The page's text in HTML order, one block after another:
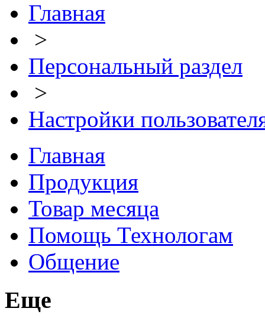
Главная
>
Персональный раздел
>
Настройки
Главная
Продукция
Товар месяца
Помощь Технологам
Общение
Еще